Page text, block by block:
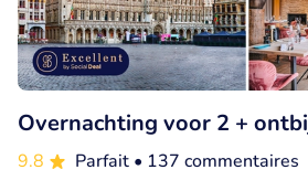
Overnachting voor 2 +
9.8 Parfait • 137 commentaires